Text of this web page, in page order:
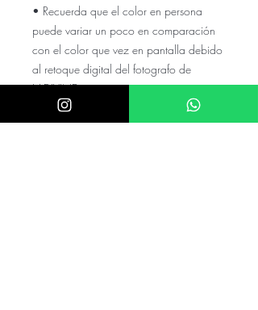
• Recuerda que el color en persona
puede variar un poco en comparación
con el color que vez en pantalla debido
al retoque digital del fotografo de
LADIVINE
El precio NO incluye el envio a tu